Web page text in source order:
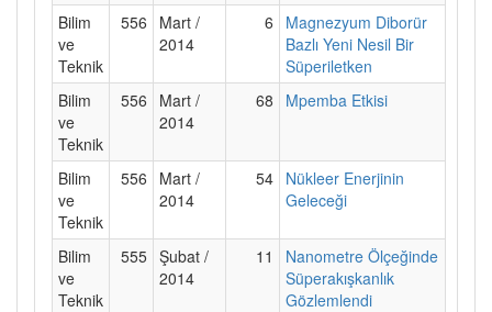
Bilim
ve
Teknik
556
Mart /
2014
6
Magnezyum Diborür
Bazlı Yeni Nesil Bir
Süperiletken
Bilim
ve
Teknik
556
Mart /
2014
68 Mpemba Etkisi
Bilim
ve
Teknik
556
Mart /
2014
54 Nükleer Enerjinin
Geleceği
Bilim
ve
Teknik
555 Şubat /
2014
11
Nanometre Ölçeğinde
Süperakışkanlık
Gözlemlendi